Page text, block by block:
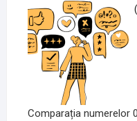
Comparația numerelor